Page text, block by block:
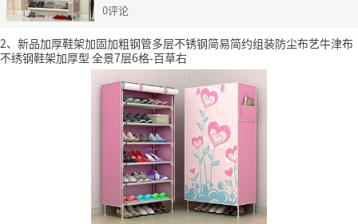
0评论
2、新品加厚鞋架加固加粗钢管多层不锈钢简易简约组装防尘布艺牛津布
不绣钢鞋架加厚型 全景7层6格-百草右